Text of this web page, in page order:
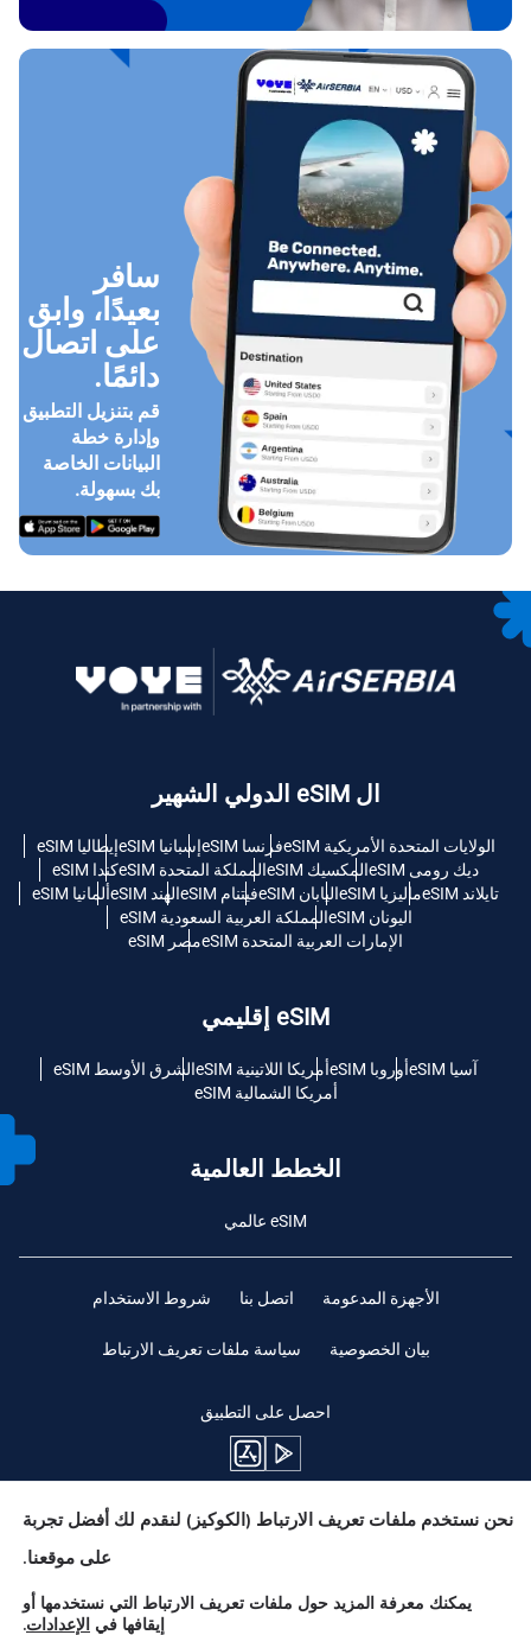
سافر
بعيدًا، وابق
على اتصال
دائمًا.
قم بتنزيل التطبيق
وإدارة خطة
البيانات الخاصة
بك بسهولة.
ال eSIM الدولي الشهير
الولايات المتحدة الأمريكية eSIM فرنسا eSIM إسبانيا eSIM
إيطاليا eSIM
ديك رومى eSIM
المكسيك eSIM المملكة المتحدة eSIM
كندا eSIM
تايلاند eSIM
ماليزيا eSIM اليابان eSIM فيتنام eSIM الهند eSIM
ألمانيا eSIM
اليونان eSIM
المملكة العربية السعودية eSIM
الإمارات العربية المتحدة eSIM
مصر eSIM
eSIM إقليمي
آسيا eSIM أوروبا eSIM أمريكا اللاتينية eSIM
الشرق الأوسط eSIM
أمريكا الشمالية eSIM
الخطط العالمية
eSIM عالمي
الأجهزة المدعومة اتصل بنا شروط الاستخدام
بيان الخصوصية سياسة ملفات تعريف الارتباط
احصل على التطبيق
ابقوا متابعين
نحن نستخدم ملفات تعريف الارتباط (الكوكيز) لنقدم لك أفضل تجربة
على موقعنا.
يمكنك معرفة المزيد حول ملفات تعريف الارتباط التي نستخدمها أو
إيقافها في الإعدادات.